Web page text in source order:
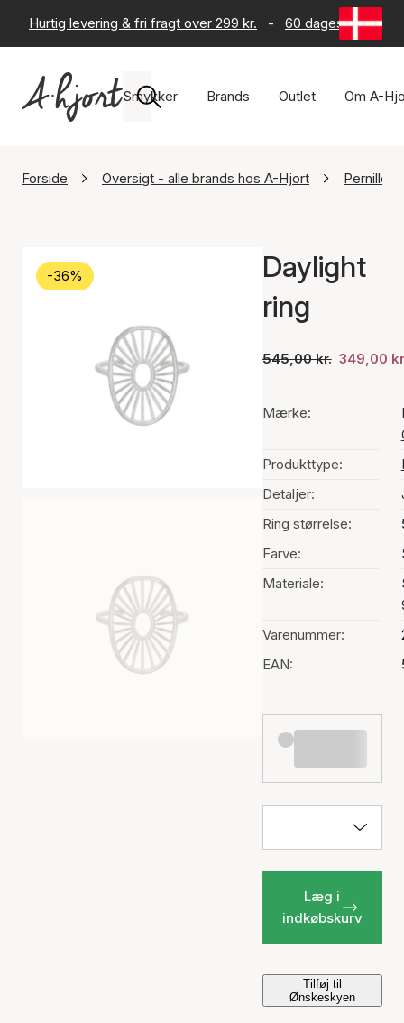
Hurtig levering & fri fragt over 299 kr. - 60 dages returret
Smykker Brands Outlet Om A-
Forside Oversigt - alle brands hos A-Hjort Pernille
-36%
Daylight
ring
545,00 kr. 349,00
Mærke:
Produkttype:
Detaljer:
Ring størrelse:
Farve:
Materiale:
Varenummer:
EAN:
Læg i
indkøbskurv
Tilføj til
Ønskeskyen